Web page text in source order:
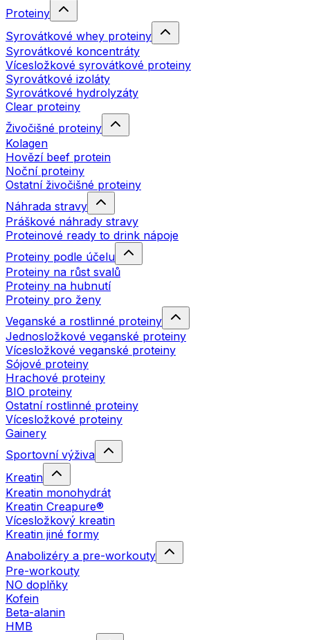
Proteiny
Syrovátkové whey proteiny
Syrovátkové koncentráty
Vícesložkové syrovátkové proteiny
Syrovátkové izoláty
Syrovátkové hydrolyzáty
Clear proteiny
Živočišné proteiny
Kolagen
Hovězí beef protein
Noční proteiny
Ostatní živočišné proteiny
Náhrada stravy
Práškové náhrady stravy
Proteinové ready to drink nápoje
Proteiny podle účelu
Proteiny na růst svalů
Proteiny na hubnutí
Proteiny pro ženy
Veganské a rostlinné proteiny
Jednosložkové veganské proteiny
Vícesložkové veganské proteiny
Sójové proteiny
Hrachové proteiny
BIO proteiny
Ostatní rostlinné proteiny
Vícesložkové proteiny
Gainery
Sportovní výživa
Kreatin
Kreatin monohydrát
Kreatin Creapure®
Vícesložkový kreatin
Kreatin jiné formy
Anabolizéry a pre-workouty
Pre-workouty
NO doplňky
Kofein
Beta-alanin
HMB